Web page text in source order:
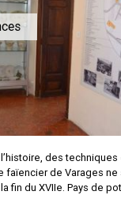
des
de Varages ne
fin du XVIIe. Pays de